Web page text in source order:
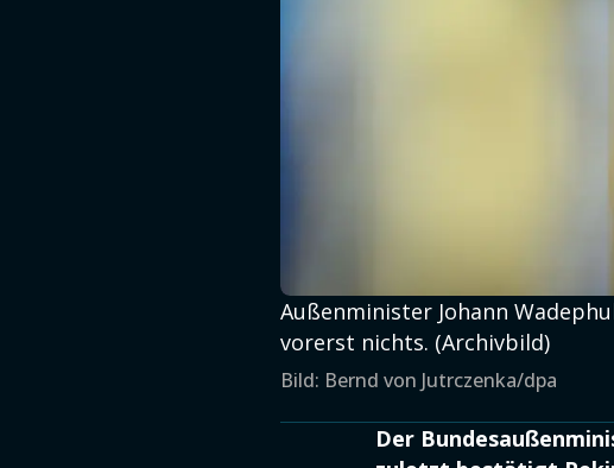
Außenminister Johann
vorerst nichts. (Archivbild)
Bild: Bernd von Jutrczenka/dpa
Der